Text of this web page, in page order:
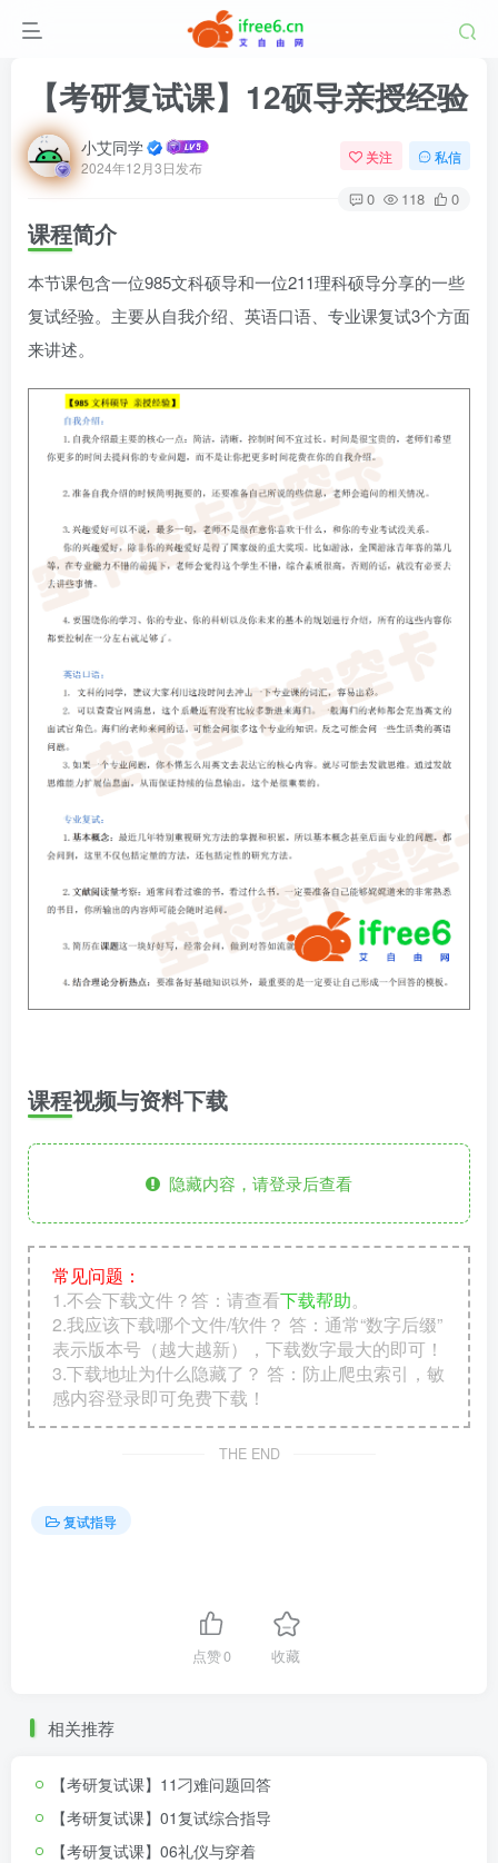
【考研复试课】12硕导亲授经验
小艾同学
2024年12月3日发布
关注 私信
0 118 0
课程简介
本节课包含一位985文科硕导和一位211理科硕导分享的一些
复试经验。主要从自我介绍、英语口语、专业课复试3个方面
来讲述。
课程视频与资料下载
隐藏内容，请登录后查看
常见问题：
1.不会下载文件？答：请查看下载帮助。
2.我应该下载哪个文件/软件？ 答：通常“数字后缀”
表示版本号（越大越新），下载数字最大的即可！
3.下载地址为什么隐藏了？ 答：防止爬虫索引，敏
感内容登录即可免费下载！
THE END
复试指导
点赞0 收藏
相关推荐
【考研复试课】11刁难问题回答
【考研复试课】01复试综合指导
【考研复试课】06礼仪与穿着